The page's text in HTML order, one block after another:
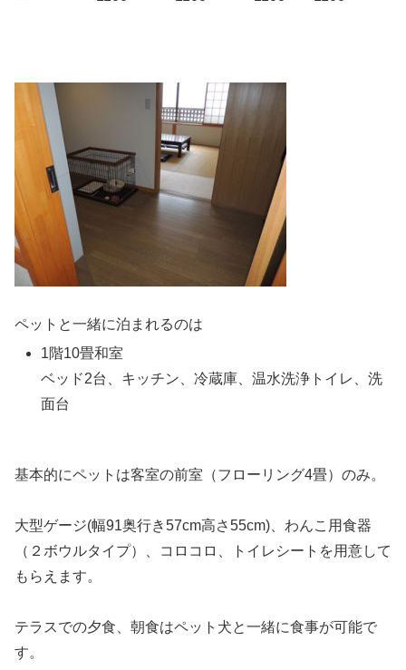
ペットと一緒に泊まれるのは
1階10畳和室
ベッド2台、キッチン、冷蔵庫、温水洗浄トイレ、洗
面台
基本的にペットは客室の前室（フローリング4畳）のみ。
大型ゲージ(幅91奥行き57cm高さ55cm)、わんこ用食器
（２ボウルタイプ）、コロコロ、トイレシートを用意して
もらえます。
テラスでの夕食、朝食はペット犬と一緒に食事が可能で
す。